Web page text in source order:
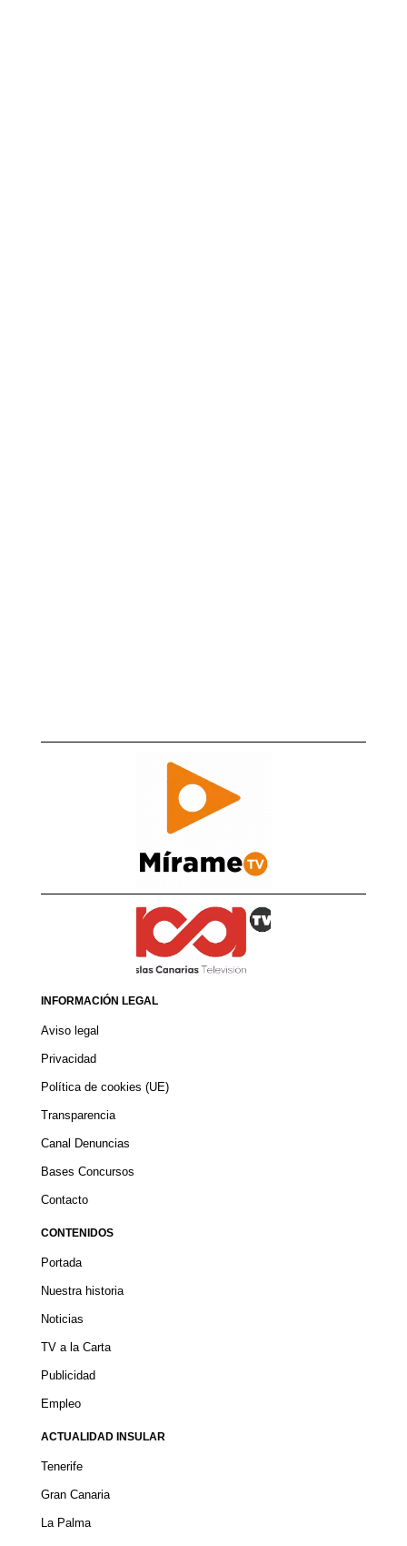
INFORMACIÓN LEGAL
Aviso legal
Privacidad
Política de cookies (UE)
Transparencia
Canal Denuncias
Bases Concursos
Contacto
CONTENIDOS
Portada
Nuestra historia
Noticias
TV a la Carta
Publicidad
Empleo
ACTUALIDAD INSULAR
Tenerife
Gran Canaria
La Palma